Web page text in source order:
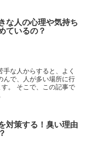
な人の心理や気持ち
ているの？
な人からすると、よく
んで、人が多い場所に行
。 そこで、この記事で
対策する！臭い理由